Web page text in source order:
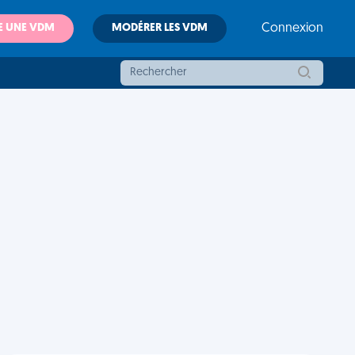
UNE VDM MODÉRER LES VDM Connexion